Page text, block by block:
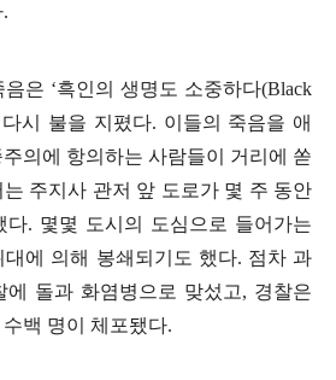
은 ‘흑인의 생명도 소중하다(Black
다시 불을 지폈다. 이들의 죽음을 애
의에 항의하는 사람들이 거리에 쏟
주지사 관저 앞 도로가 몇 주 동안
다. 몇몇 도시의 도심으로 들어가는
대에 의해 봉쇄되기도 했다. 점차 과
에 돌과 화염병으로 맞섰고, 경찰은
백 명이 체포됐다.